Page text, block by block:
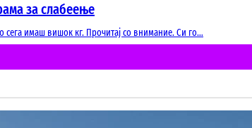
за слабеење
имаш вишок кг. Прочитај со внимание. Си го…